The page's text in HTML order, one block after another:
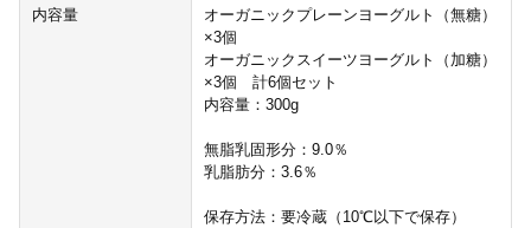
内容量
オーガニックプレーンヨーグルト（無糖）
×3個
オーガニックスイーツヨーグルト（加糖）
×3個 計6個セット
内容量：300g
無脂乳固形分：9.0％
乳脂肪分：3.6％
保存方法：要冷蔵（10℃以下で保存）